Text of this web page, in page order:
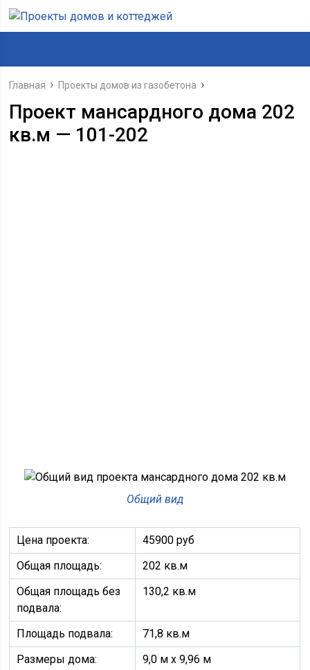
Главная Проекты домов из газобетона
Проект мансардного дома 202
кв.м — 101-202
Общий вид
Цена проекта:
45900 руб
Общая площадь:
202 кв.м
Общая площадь без
подвала:
130,2 кв.м
Площадь подвала:
71,8 кв.м
Размеры дома:
9,0 м х 9,96 м